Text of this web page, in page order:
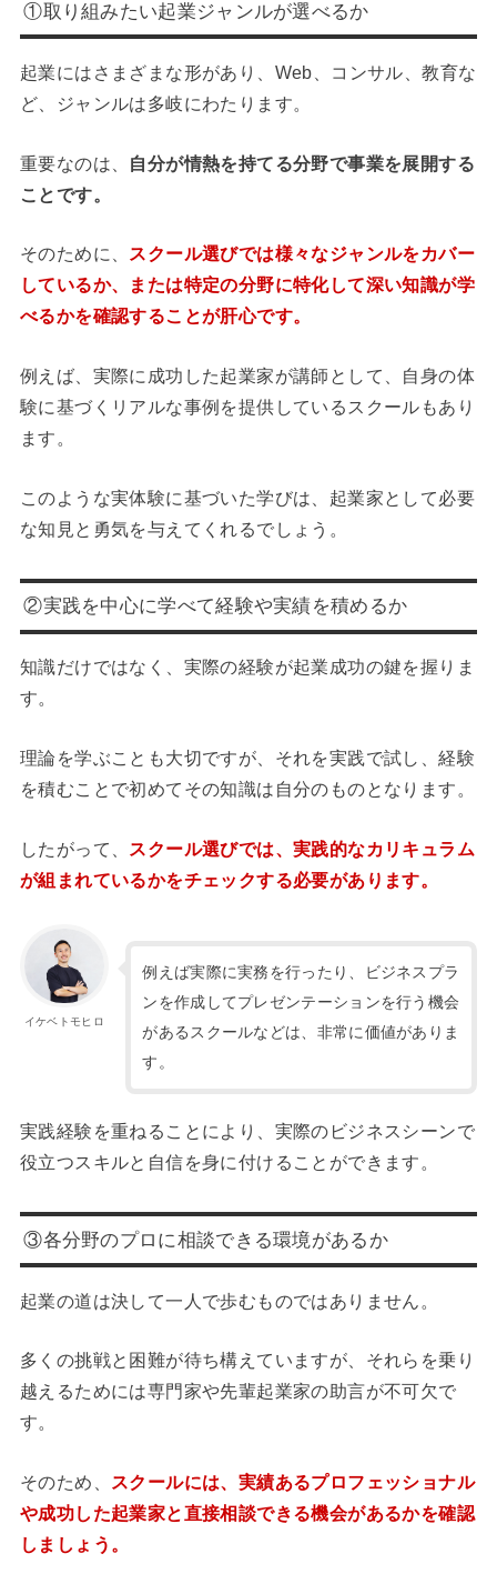
①取り組みたい起業ジャンルが選べるか
起業にはさまざまな形があり、 Web、コンサル、教育な
ど、ジャンルは多岐にわたります。
重要なのは、 自分が情熱を持てる分野で事業を展開する
ことです。
そのために、 スクール選びでは様々なジャンルをカバー
しているか、または特定の分野に特化して深い知識が学
べるかを確認することが肝心です。
例えば、実際に成功した起業家が講師として、自身の体
験に基づくリアルな事例を提供しているスクールもあり
ます。
このような実体験に基づいた学びは、起業家として必要
な知見と勇気を与えてくれるでしょう。
②実践を中心に学べて経験や実績を積めるか
知識だけではなく、実際の経験が起業成功の鍵を握りま
す。
理論を学ぶことも大切ですが、それを実践で試し、経験
を積むことで初めてその知識は自分のものとなります。
したがって、 スクール選びでは、実践的なカリキュラム
が組まれているかをチェックする必要があります。
イケベトモヒロ
例えば実際に実務を行ったり、ビジネスプラ
ンを作成してプレゼンテーションを行う機会
があるスクールなどは、非常に価値がありま
す。
実践経験を重ねることにより、実際のビジネスシーンで
役立つスキルと自信を身に付けることができます。
③各分野のプロに相談できる環境があるか
起業の道は決して一人で歩むものではありません。
多くの挑戦と困難が待ち構えていますが、それらを乗り
越えるためには専門家や先輩起業家の助言が不可欠で
す。
そのため、
スクールには、実績あるプロフェッショナル
や成功した起業家と直接相談できる機会があるかを確認
しましょう。